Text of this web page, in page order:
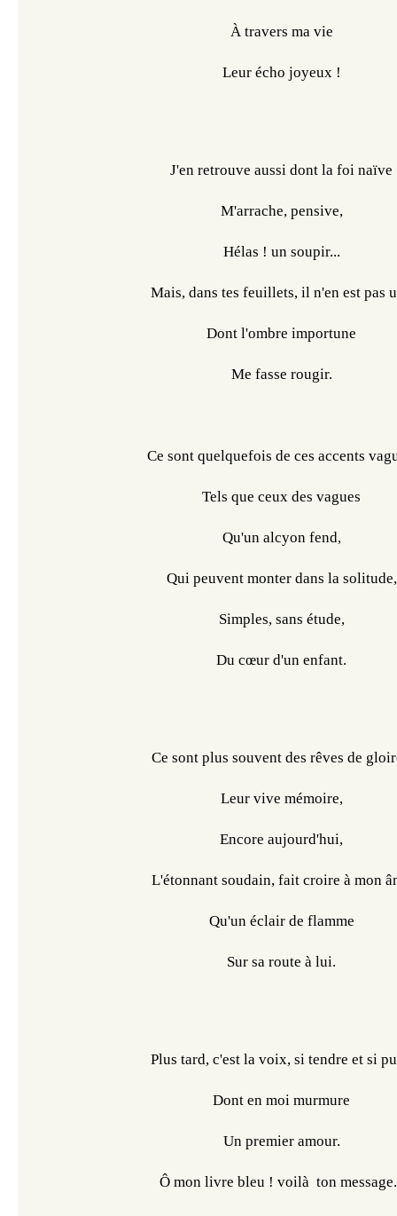
À travers ma vie
Leur écho joyeux !
J'en retrouve aussi dont la foi naïve
M'arrache, pensive,
Hélas ! un soupir...
Mais, dans tes feuillets, il n'en est pas
Dont l'ombre importune
Me fasse rougir.
Ce sont quelquefois de ces accents
Tels que ceux des vagues
Qu'un alcyon fend,
Qui peuvent monter dans la solitude,
Simples, sans étude,
Du cœur d'un enfant.
Ce sont plus souvent des rêves de
Leur vive mémoire,
Encore aujourd'hui,
L'étonnant soudain, fait croire à mon
Qu'un éclair de flamme
Sur sa route à lui.
Plus tard, c'est la voix, si tendre et si
Dont en moi murmure
Un premier amour.
Ô mon livre bleu ! voilà  ton